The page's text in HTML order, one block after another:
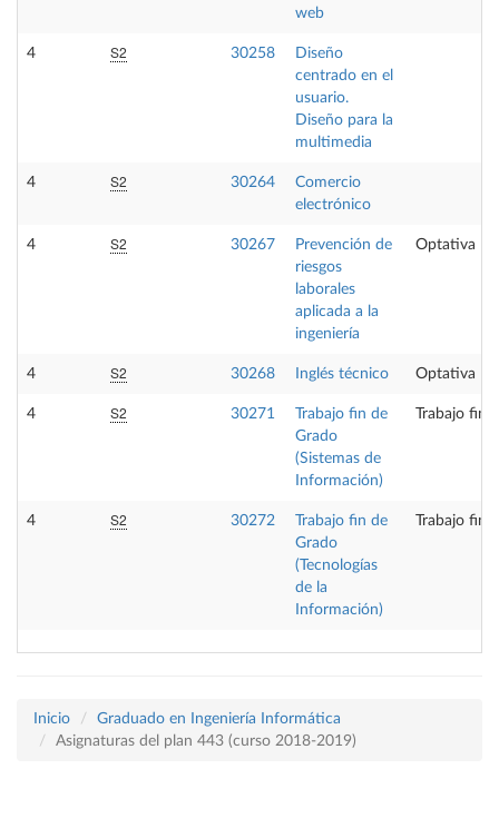
web
4 S2 30258
Diseño
centrado en el
usuario.
Diseño para la
multimedia
4 S2 30264
Comercio
electrónico
4 S2 30267
Prevención de
riesgos
laborales
aplicada a la
ingeniería
Optativa
4 S2 30268 Inglés técnico Optativa
4 S2 30271
Trabajo fin de
Grado
(Sistemas de
Información)
Trabajo fin
4 S2 30272
Trabajo fin de
Grado
(Tecnologías
de la
Información)
Trabajo fin
Inicio
Graduado en Ingeniería Informática
Asignaturas del plan 443 (curso 2018-2019)